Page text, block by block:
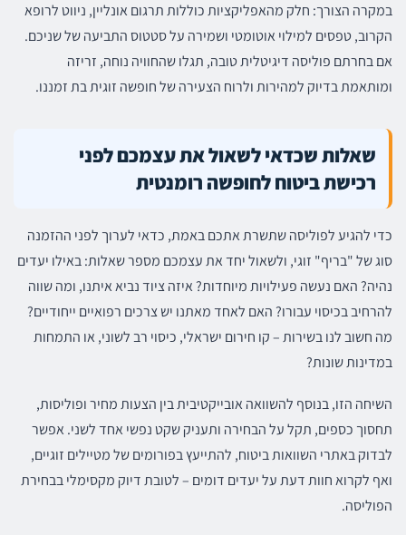
במקרה הצורך: חלק מהאפליקציות כוללות תרגום אונליין, ניווט לרופא
הקרוב, טפסים למילוי אוטומטי ושמירה על סטטוס התביעה של שניכם.
אם בחרתם פוליסה דיגיטלית טובה, תגלו שהחוויה נוחה, זריזה
ומותאמת בדיוק למהירות ולרוח הצעירה של חופשה זוגית בת זמננו.
שאלות שכדאי לשאול את עצמכם לפני
רכישת ביטוח לחופשה רומנטית
כדי להגיע לפוליסה שתשרת אתכם באמת, כדאי לערוך לפני ההזמנה
סוג של "בריף" זוגי, ולשאול יחד את עצמכם מספר שאלות: באילו יעדים
נהיה? האם נעשה פעילויות מיוחדות? איזה ציוד נביא איתנו, ומה שווה
להרחיב בכיסוי עבורו? האם לאחד מאתנו יש צרכים רפואיים ייחודיים?
מה חשוב לנו בשירות – קו חירום ישראלי, כיסוי רב לשוני, או התמחות
במדינות שונות?
השיחה הזו, בנוסף להשוואה אובייקטיבית בין הצעות מחיר ופוליסות,
תחסוך כספים, תקל על הבחירה ותעניק שקט נפשי אחד לשני. אפשר
לבדוק באתרי השוואות ביטוח, להתייעץ בפורומים של מטיילים זוגיים,
ואף לקרוא חוות דעת על יעדים דומים – לטובת דיוק מקסימלי בבחירת
הפוליסה.